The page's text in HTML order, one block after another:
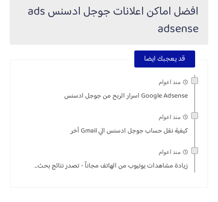
افضل اماكن اعلانات جوجل ادسنس ads
adsense
قد يعجبك ايضا
منذ اعوام
Google Adsense اسرار الربح من جوجل ادسنس
منذ اعوام
كيفية نقل حساب جوجل ادسنس الي Gmail آخر
منذ اعوام
زيادة مشاهدات يوتيوب من الهاتف مجاناً - تصدر نتائج بحث...